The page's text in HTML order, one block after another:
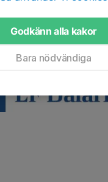
Godkänn alla kakor
Bara nödvändiga